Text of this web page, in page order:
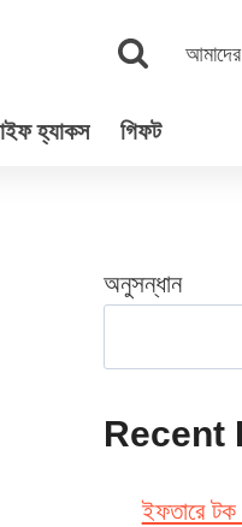
হ্যাকস গিফট
অনুসন্ধান
Recent
ইফতারে টক